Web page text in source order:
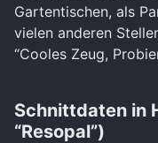
Gartentischen, als
vielen anderen
“Cooles Zeug,
Schnittdaten in
“Resopal”)